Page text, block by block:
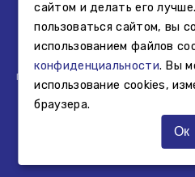
Информация, размещенная на
свидетельством
просветительской
собой информацию об
просветительской
третьими
© Фонд «Институт
сайтом и делать его
пользоваться сайтом, вы
использованием файлов
конфиденциальности. Вы
использование cookies,
браузера.
Ок